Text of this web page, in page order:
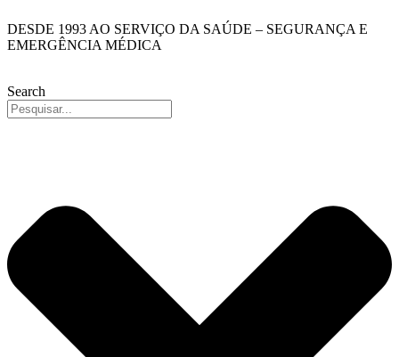
para
o
DESDE 1993 AO SERVIÇO DA SAÚDE – SEGURANÇA E
EMERGÊNCIA MÉDICA
Search